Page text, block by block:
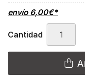
envío 6,00€*
Cantidad